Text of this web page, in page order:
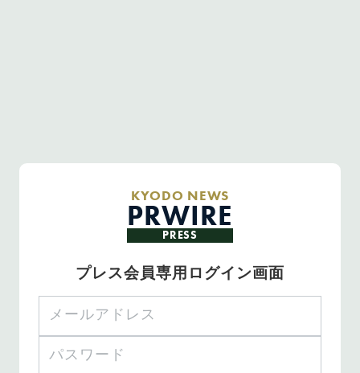
KYODO NEWS
PRWIRE
PRESS
プレス会員専用ログイン画面